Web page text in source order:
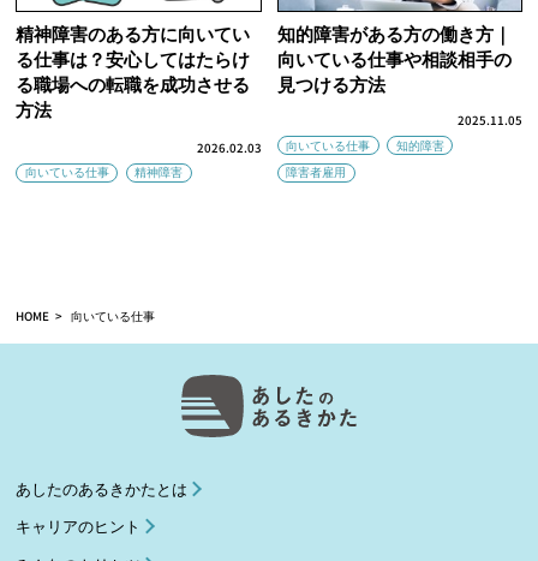
精神障害のある方に向いてい
る仕事は？安心してはたらけ
る職場への転職を成功させる
方法
2026.02.03
向いている仕事
精神障害
知的障害がある方の働き方｜
向いている仕事や相談相手の
見つける方法
2025.11.05
向いている仕事
知的障害
障害者雇用
HOME 向いている仕事
あしたのあるきかたとは
キャリアのヒント